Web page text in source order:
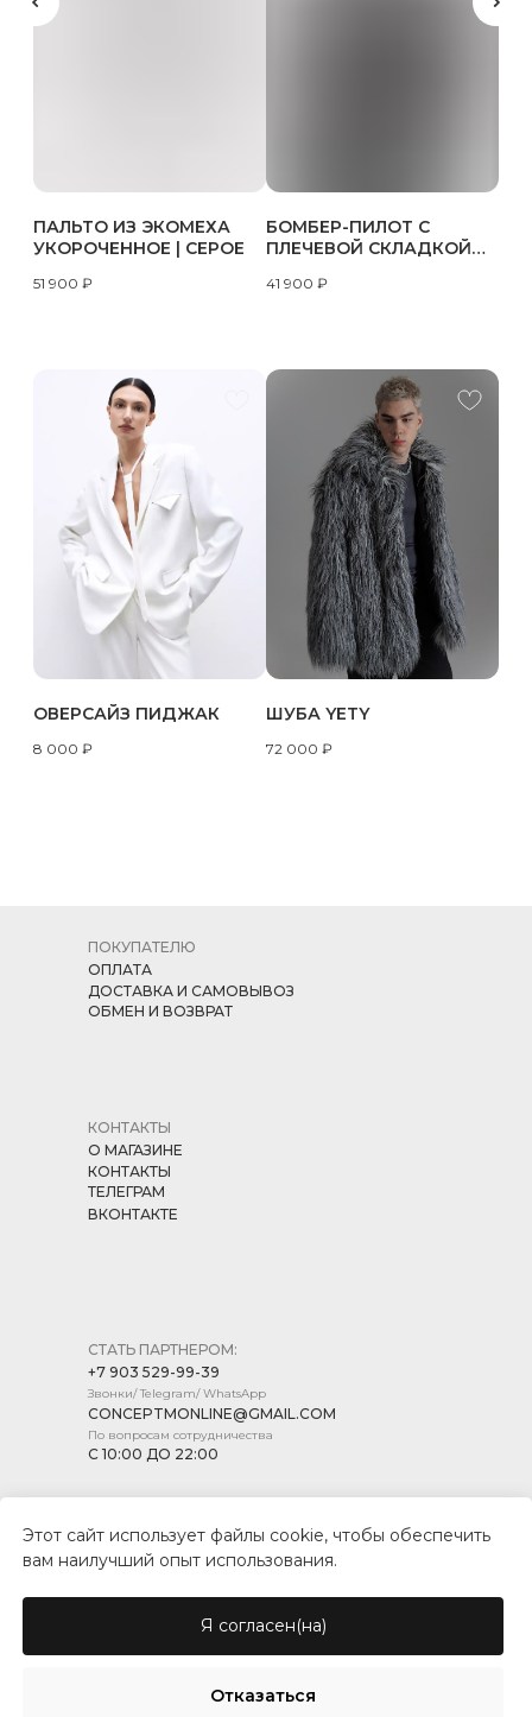
ПАЛЬТО ИЗ ЭКОМЕХА
УКОРОЧЕННОЕ | СЕРОЕ
51 900 ₽
БОМБЕР-ПИЛОТ С
ПЛЕЧЕВОЙ СКЛАДКОЙ
ЧЕРНЫЙ
41 900 ₽
ОВЕРСАЙЗ ПИДЖАК
8 000 ₽
ШУБА YETY
72 000 ₽
© CONCEPT MARKET, 2026
СТАТЬ ПАРТНЕРОМ:
+7 903 529-99-39
Звонки/ Telegram/ WhatsApp
CONCEPTMONLINE@GMAIL.COM
По вопросам сотрудничества
С 10:00 ДО 22:00
КОНТАКТЫ
О МАГАЗИНЕ
КОНТАКТЫ
ТЕЛЕГРАМ
ВКОНТАКТЕ
ПОКУПАТЕЛЮ
ОПЛАТА
ДОСТАВКА И САМОВЫВОЗ
ОБМЕН И ВОЗВРАТ
ПУБЛИЧНАЯ ОФЕРТА
Этот сайт использует файлы cookie, чтобы обеспечить
вам наилучший опыт использования.
Я согласен(на)
Отказаться